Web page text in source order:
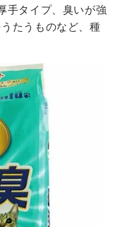
手タイプ、臭いが強
たうものなど、種